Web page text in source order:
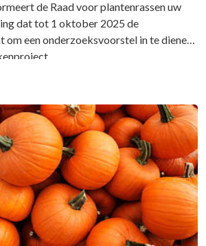
de Raad voor plantenrassen uw
dat tot 1 oktober 2025 de
om een onderzoeksvoorstel in te dienen